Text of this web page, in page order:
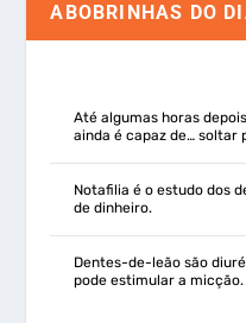
ABOBRINHAS DO
Até algumas horas
ainda é capaz de… soltar
Notafilia é o estudo dos
de dinheiro.
Dentes-de-leão são
pode estimular a micção.